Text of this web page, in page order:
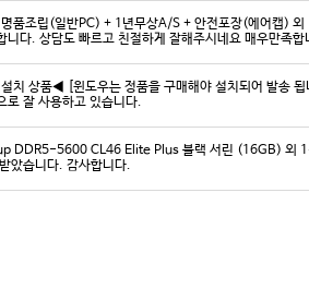
명품조립(일반PC) + 1년무상A/S + 안전포장(에어캡)
니다. 상담도 빠르고 친절하게 잘해주시네요 매우만족
치 상품◀ [윈도우는 정품을 구매해야 설치되어 발송
로 잘 사용하고 있습니다.
DDR5-5600 CL46 Elite Plus 블랙 서린 (16GB) 외
았습니다. 감사합니다.